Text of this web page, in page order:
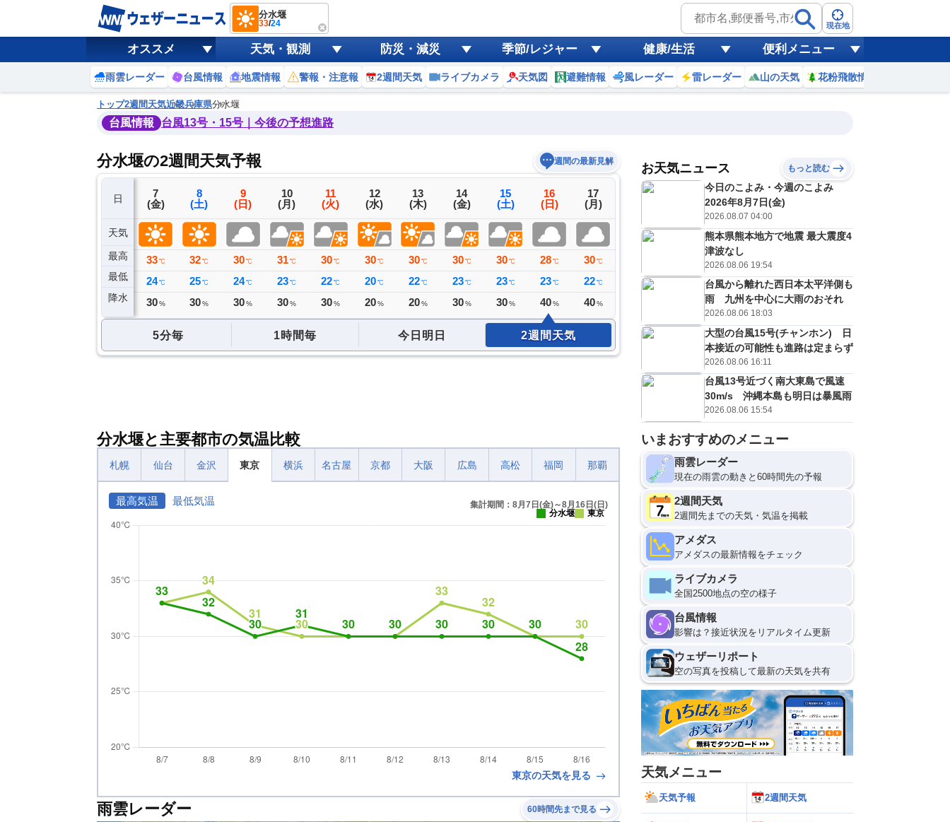
分水堰
33/24 現在地
オススメ 天気・観測 防災・減災 季節/レジャー 健康/生活 便利メニュー
雨雲レーダー 台風情報 地震情報 警報・注意報 2週間天気 ライブカメラ 天気図 避難情報 風レーダー 雷レーダー 山の天気 花粉飛散情報
トップ2週間天気近畿兵庫県分水堰
台風情報 台風13号・15号｜今後の予想進路
分水堰の2週間天気予報 週間の最新見解
日
天気
最高
最低
降水
6
(木)
33℃
24℃
ミリ
7
(金)
33 ℃
24 ℃
30 %
8
(土)
32 ℃
25 ℃
30 %
9
(日)
30 ℃
24℃
30 %
10
(月)
31 ℃
23 ℃
30 %
11
(火)
30℃
22℃
30%
12
(水)
30℃
20℃
20%
13
(木)
30℃
22℃
20%
14
(金)
30℃
23℃
30%
15
(土)
30 ℃
23 ℃
30 %
16
(日)
28 ℃
23 ℃
40 %
17
(月)
30 ℃
22 ℃
40 %
18
℃ 23
20
(木)
C
31 ℃
23℃
20%
21
(金)
E
28℃
23℃
40%
B
低
？
5分毎 1時間毎 今日明日 2週間天気
分水堰と主要都市の気温比較
札幌 仙台 金沢 東京 横浜 名古屋 京都 大阪 広島 高松 福岡 那覇
最高気温 最低気温
集計期間：8月7日(金)～8月16日(日)
分水堰
東京
東京の天気を見る
雨雲レーダー 60時間先まで見る
お天気ニュース もっと読む
今日のこよみ・今週のこよみ
2026年8月7日(金)
2026.08.07 04:00
熊本県熊本地方で地震 最大震度4
津波なし
2026.08.06 19:54
台風から離れた西日本太平洋側も
雨 九州を中心に大雨のおそれ
2026.08.06 18:03
大型の台風15号(チャンホン) 日
本接近の可能性も進路は定まらず
2026.08.06 16:11
台風13号近づく南大東島で風速
30m/s 沖縄本島も明日は暴風雨
2026.08.06 15:54
いまおすすめのメニュー
雨雲レーダー
現在の雨雲の動きと60時間先の予報
2週間天気
2週間先までの天気・気温を掲載
アメダス
アメダスの最新情報をチェック
ライブカメラ
全国2500地点の空の様子
台風情報
影響は？接近状況をリアルタイム更新
ウェザーリポート
空の写真を投稿して最新の天気を共有
天気メニュー
天気予報 2週間天気